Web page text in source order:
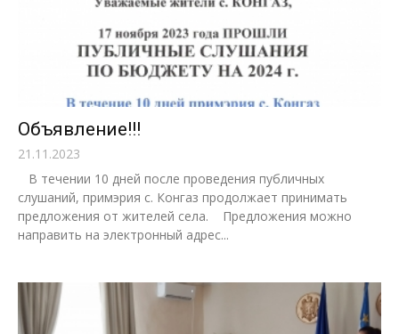
Объявление!!!
21.11.2023
В течении 10 дней после проведения публичных
слушаний, примэрия с. Конгаз продолжает принимать
предложения от жителей села. Предложения можно
направить на электронный адрес...